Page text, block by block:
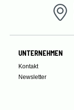
UNTERNEHMEN
Kontakt
Newsletter